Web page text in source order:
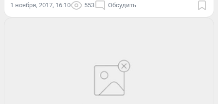
1 ноября, 2017, 16:10 553 Обсудить